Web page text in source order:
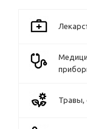
Травы,